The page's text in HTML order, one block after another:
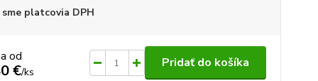
sme platcovia DPH
od
€/ks
Pridať do košíka